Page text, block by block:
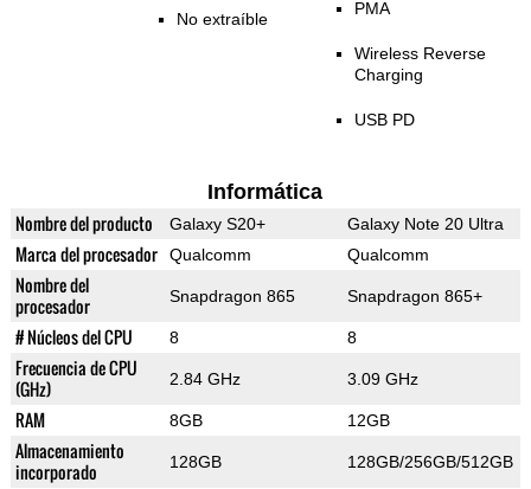
No extraíble
PMA
Wireless Reverse
Charging
USB PD
Informática
Nombre del producto Galaxy S20+ Galaxy Note 20 Ultra
Marca del procesador Qualcomm Qualcomm
Nombre del
procesador
Snapdragon 865 Snapdragon 865+
# Núcleos del CPU 8 8
Frecuencia de CPU
(GHz)
2.84 GHz 3.09 GHz
RAM 8GB 12GB
Almacenamiento
incorporado
128GB 128GB/256GB/512GB